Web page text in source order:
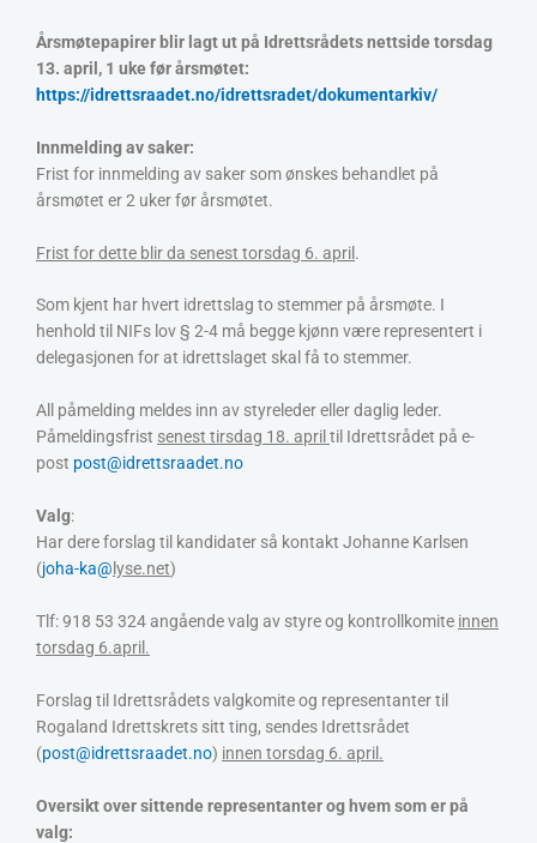
Årsmøtepapirer blir lagt ut på Idrettsrådets nettside torsdag
13. april, 1 uke før årsmøtet:
https://idrettsraadet.no/idrettsradet/dokumentarkiv/
Innmelding av saker:
Frist for innmelding av saker som ønskes behandlet på
årsmøtet er 2 uker før årsmøtet.
Frist for dette blir da senest torsdag 6. april .
Som kjent har hvert idrettslag to stemmer på årsmøte. I
henhold til NIFs lov § 2-4 må begge kjønn være representert i
delegasjonen for at idrettslaget skal få to stemmer.
All påmelding meldes inn av styreleder eller daglig leder.
Påmeldingsfrist senest tirsdag 18. april til Idrettsrådet på e-
post post@idrettsraadet.no
Valg:
Har dere forslag til kandidater så kontakt Johanne Karlsen
(joha-ka@ lyse.net)
Tlf: 918 53 324 angående valg av styre og kontrollkomite innen
torsdag 6.april.
Forslag til Idrettsrådets valgkomite og representanter til
Rogaland Idrettskrets sitt ting, sendes Idrettsrådet
(post@idrettsraadet.no) innen torsdag 6. april.
Oversikt over sittende representanter og hvem som er på
valg: